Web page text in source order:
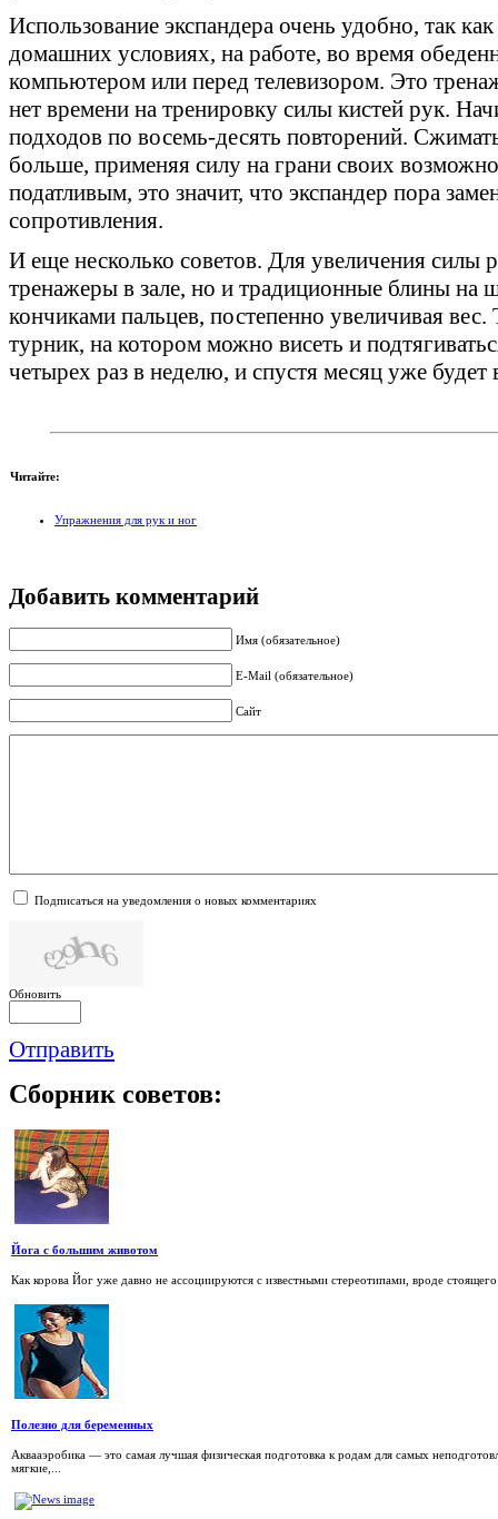
Использование экспандера очень удобно, так
домашних условиях, на работе, во время
компьютером или перед телевизором. Это
нет времени на тренировку силы кистей рук.
подходов по восемь-десять повторений.
больше, применяя силу на грани своих
податливым, это значит, что экспандер пора
сопротивления.
И еще несколько советов. Для увеличения силы
тренажеры в зале, но и традиционные блины на
кончиками пальцев, постепенно увеличивая
турник, на котором можно висеть и
четырех раз в неделю, и спустя месяц уже будет
Читайте:
Упражнения для рук и ног
Добавить комментарий
Имя (обязательное)
E-Mail (обязательное)
Сайт
Подписаться на уведомления о новых комментариях
Обновить
Отправить
Сборник советов:
Йога с большим животом
Как корова Йог уже давно не ассоциируются с известными стереотипами, вроде
Полезно для беременных
Аквааэробика — это самая лучшая физическая подготовка к родам для самых
мягкие,...